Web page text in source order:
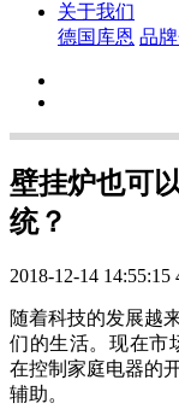
关于我们
德国库恩 品
壁挂炉也可
统？
2018-12-14 14:55:15
随着科技的发展越
们的生活。现在市
在控制家庭电器的
辅助。